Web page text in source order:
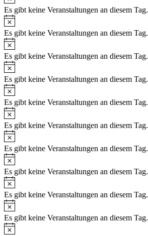
Es gibt keine Veranstaltungen an diesem Tag.
Es gibt keine Veranstaltungen an diesem Tag.
Es gibt keine Veranstaltungen an diesem Tag.
Es gibt keine Veranstaltungen an diesem Tag.
Es gibt keine Veranstaltungen an diesem Tag.
Es gibt keine Veranstaltungen an diesem Tag.
Es gibt keine Veranstaltungen an diesem Tag.
Es gibt keine Veranstaltungen an diesem Tag.
Es gibt keine Veranstaltungen an diesem Tag.
Es gibt keine Veranstaltungen an diesem Tag.